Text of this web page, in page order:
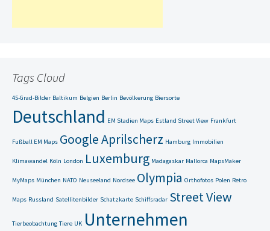
Tags Cloud
45-Grad-Bilder Baltikum Belgien Berlin Bevölkerung Biersorte
Deutschland EM Stadien Maps Estland Street View Frankfurt
Fußball EM Maps Google Aprilscherz Hamburg Immobilien
Klimawandel Köln London Luxemburg Madagaskar Mallorca MapsMaker
MyMaps München NATO Neuseeland Nordsee Olympia Orthofotos Polen Retro
Maps Russland Satellitenbilder Schatzkarte Schiffsradar Street View
Tierbeobachtung Tiere UK Unternehmen